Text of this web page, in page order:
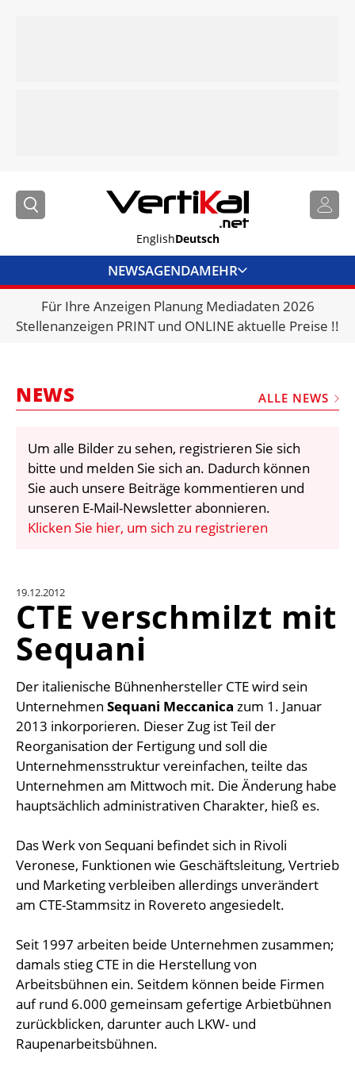
EnglishDeutsch
NEWSAGENDAMEHR
BRANCHENLINKS
VERMIETER
VIDEOS
BIBLIOTHEK
KRAN & BÜHNE
EINHEITENKONVERTER
KONTAKT
Für Ihre Anzeigen Planung Mediadaten 2026
Stellenanzeigen PRINT und ONLINE aktuelle Preise !!
NEWS ALLE NEWS
Um alle Bilder zu sehen, registrieren Sie sich
bitte und melden Sie sich an. Dadurch können
Sie auch unsere Beiträge kommentieren und
unseren E-Mail-Newsletter abonnieren.
Klicken Sie hier, um sich zu registrieren
19.12.2012
CTE verschmilzt mit
Sequani
Der italienische Bühnenhersteller CTE wird sein
Unternehmen Sequani Meccanica zum 1. Januar
2013 inkorporieren. Dieser Zug ist Teil der
Reorganisation der Fertigung und soll die
Unternehmensstruktur vereinfachen, teilte das
Unternehmen am Mittwoch mit. Die Änderung habe
hauptsächlich administrativen Charakter, hieß es.
Das Werk von Sequani befindet sich in Rivoli
Veronese, Funktionen wie Geschäftsleitung, Vertrieb
und Marketing verbleiben allerdings unverändert
am CTE-Stammsitz in Rovereto angesiedelt.
Seit 1997 arbeiten beide Unternehmen zusammen;
damals stieg CTE in die Herstellung von
Arbeitsbühnen ein. Seitdem können beide Firmen
auf rund 6.000 gemeinsam gefertige Arbietbühnen
zurückblicken, darunter auch LKW- und
Raupenarbeitsbühnen.